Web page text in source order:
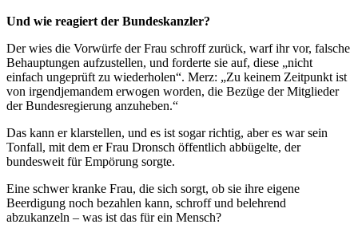
Und wie reagiert der Bundeskanzler?
Der wies die Vorwürfe der Frau schroff zurück, warf ihr vor, falsche
Behauptungen aufzustellen, und forderte sie auf, diese „nicht
einfach ungeprüft zu wiederholen“. Merz: „Zu keinem Zeitpunkt ist
von irgendjemandem erwogen worden, die Bezüge der Mitglieder
der Bundesregierung anzuheben.“
Das kann er klarstellen, und es ist sogar richtig, aber es war sein
Tonfall, mit dem er Frau Dronsch öffentlich abbügelte, der
bundesweit für Empörung sorgte.
Eine schwer kranke Frau, die sich sorgt, ob sie ihre eigene
Beerdigung noch bezahlen kann, schroff und belehrend
abzukanzeln – was ist das für ein Mensch?